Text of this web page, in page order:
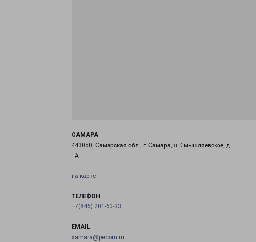
САМАРА
443050, Самарская обл., г. Самара,ш. Смышляевское, д.
1А
на карте
ТЕЛЕФОН
+7(846) 201-60-33
EMAIL
samara@pecom.ru